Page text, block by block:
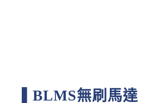
▌BLMS無刷馬達